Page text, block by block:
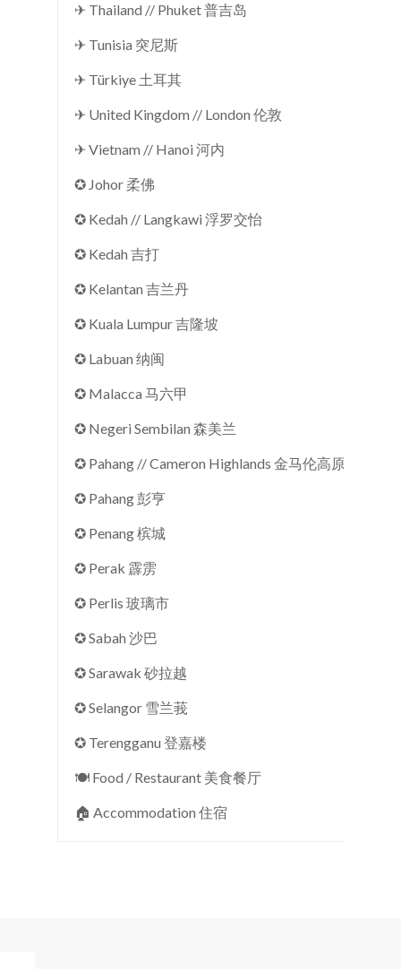
✈ Thailand // Phuket 普吉岛
✈ Tunisia 突尼斯
✈ Türkiye 土耳其
✈ United Kingdom // London 伦敦
✈ Vietnam // Hanoi 河内
✪ Johor 柔佛
✪ Kedah // Langkawi 浮罗交怡
✪ Kedah 吉打
✪ Kelantan 吉兰丹
✪ Kuala Lumpur 吉隆坡
✪ Labuan 纳闽
✪ Malacca 马六甲
✪ Negeri Sembilan 森美兰
✪ Pahang // Cameron Highlands 金马伦高原
✪ Pahang 彭亨
✪ Penang 槟城
✪ Perak 霹雳
✪ Perlis 玻璃市
✪ Sabah 沙巴
✪ Sarawak 砂拉越
✪ Selangor 雪兰莪
✪ Terengganu 登嘉楼
🍽 Food / Restaurant 美食餐厅
🏠︎ Accommodation 住宿